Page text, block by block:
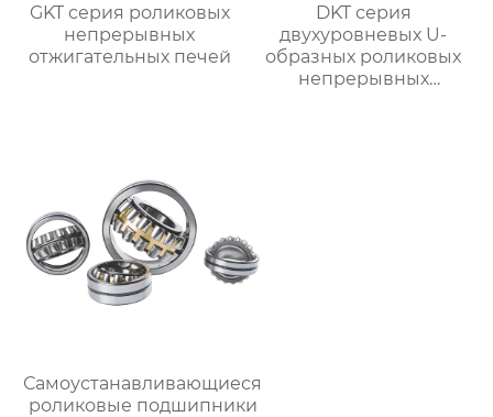
GKT серия роликовых
непрерывных
отжигательных печей
DKT серия
двухуровневых U-
образных роликовых
непрерывных
Самоустанавливающиеся
роликовые подшипники